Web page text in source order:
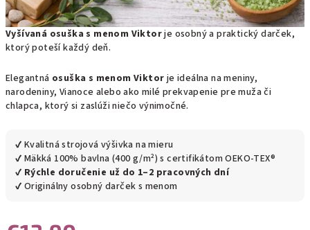
Vyšívaná osuška s menom Viktorje osobný a praktický darček,
ktorý poteší každý deň.
Elegantná osuška s menom Viktor je ideálna na meniny,
narodeniny, Vianoce alebo ako milé prekvapenie pre muža či
chlapca, ktorý si zaslúži niečo výnimočné.
✔ Kvalitná strojová výšivka na mieru
✔ Mäkká 100% bavlna (400 g/m²) s certifikátom OEKO-TEX®
✔ Rýchle doručenie už do 1–2 pracovných dní
✔ Originálny osobný darček s menom